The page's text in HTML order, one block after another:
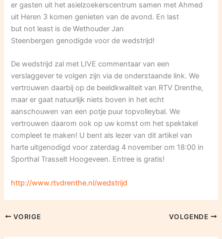
er gasten uit het asielzoekerscentrum samen met Ahmed
uit Heren 3 komen genieten van de avond. En last
but not least is de Wethouder Jan
Steenbergen genodigde voor de wedstrijd!
De wedstrijd zal met LIVE commentaar van een
verslaggever te volgen zijn via de onderstaande link. We
vertrouwen daarbij op de beeldkwaliteit van RTV Drenthe,
maar er gaat natuurlijk niets boven in het echt
aanschouwen van een potje puur topvolleybal. We
vertrouwen daarom ook op uw komst om het spektakel
compleet te maken! U bent als lezer van dit artikel van
harte uitgenodigd voor zaterdag 4 november om 18:00 in
Sporthal Trasselt Hoogeveen. Entree is gratis!
http://www.rtvdrenthe.nl/wedstrijd
VORIGE VOLGENDE